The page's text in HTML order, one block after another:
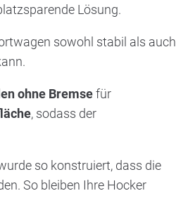
Lösung.
sowohl stabil als auch
ohne Bremsefür
, sodass der
so konstruiert, dass die
So bleiben Ihre Hocker